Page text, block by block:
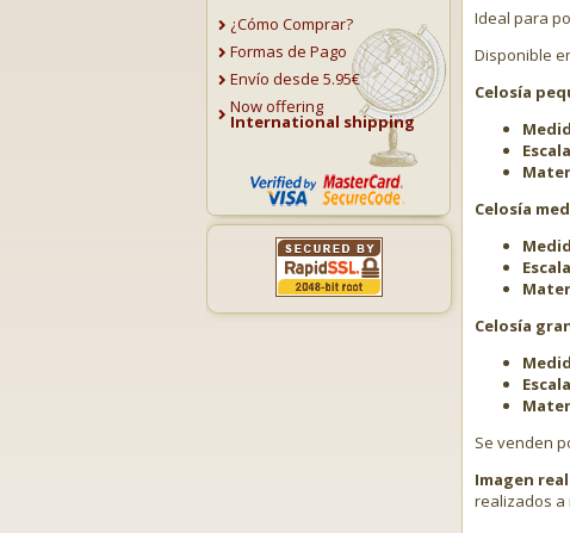
¿Cómo Comprar?
Formas de Pago
Envío desde 5.95€
Now offering
International shipping
Ideal para
Disponible
Celosía
Celosía
Celosía
Se venden
Imagen
realizados a